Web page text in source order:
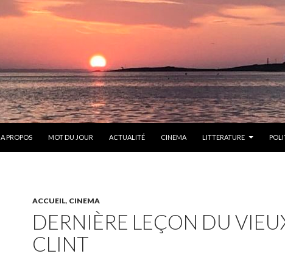
A PROPOS MOT DU JOUR ACTUALITÉ CINEMA LITTERATURE
ACCUEIL, CINEMA
DERNIÈRE LEÇON DU
CLINT